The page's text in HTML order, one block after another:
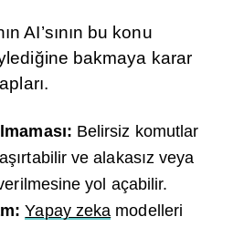
AI’sının bu konu
bakmaya karar
Belirsiz komutlar
ve alakasız veya
yol açabilir.
Yapay zeka modelleri